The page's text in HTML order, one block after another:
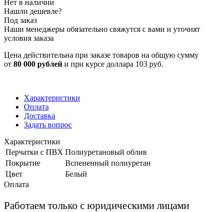
Нет в наличии
Нашли дешевле?
Под заказ
Наши менеджеры обязательно свяжутся с вами и уточнят
условия заказа
Цена действительна при заказе товаров на общую сумму
от 80 000 рублей и при курсе доллара 103 руб.
Характеристики
Оплата
Доставка
Задать вопрос
Характеристики
Перчатки с ПВХ Полиуретановый облив
Покрытие
Вспененный полиуретан
Цвет
Белый
Оплата
Работаем только с юридическими лицами